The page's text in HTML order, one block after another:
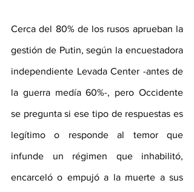
Cerca del 80% de los rusos aprueban la
gestión de Putin, según la encuestadora
independiente Levada Center -antes de
la guerra medía 60%-, pero Occidente
se pregunta si ese tipo de respuestas es
legítimo o responde al temor que
infunde un régimen que inhabilitó,
encarceló o empujó a la muerte a sus